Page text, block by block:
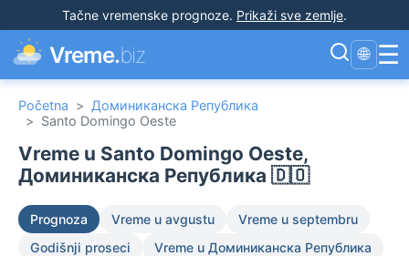
Tačne vremenske prognoze. Prikaži sve zemlje.
Vreme.biz 🌐 ☰
Početna > Доминиканска Република
> Santo Domingo Oeste
Vreme u Santo Domingo Oeste,
Доминиканска Република 🇩🇴
Prognoza Vreme u avgustu
Vreme u septembru
Godišnji proseci
Vreme u Доминиканска Република